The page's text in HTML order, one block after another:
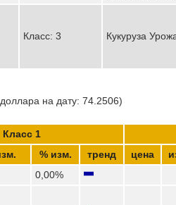
Класс: 3 Кукуруза
на дату: 74.2506)
Класс 1
% изм. тренд цена
0,00%